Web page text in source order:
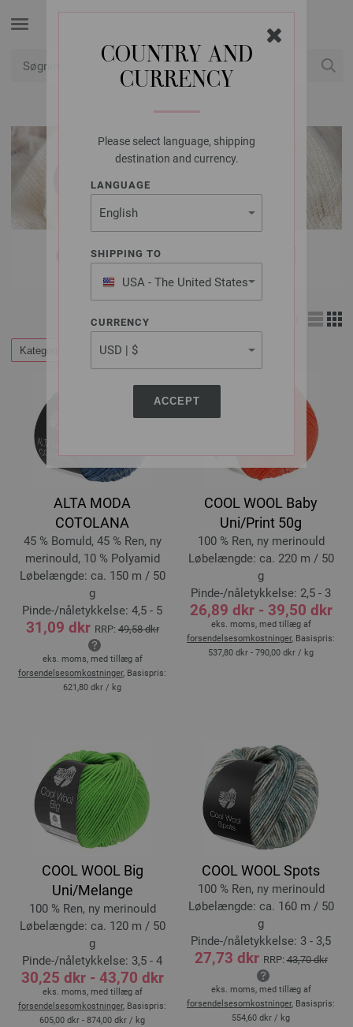
COUNTRY AND
CURRENCY
Please select language, shipping
destination and currency.
LANGUAGE
SHIPPING TO
USA - The United States
of America
CURRENCY
ACCEPT
OUTLET | BABY GARN
Kategorier Filtrer efter
ALTA MODA
COTOLANA
45 % Bomuld, 45 % Ren, ny
merinould, 10 % Polyamid
Løbelængde: ca. 150 m / 50
g
Pinde-/nåletykkelse: 4,5 - 5
31,09 dkr RRP:49,58 dkr
eks. moms, med tillæg af
forsendelsesomkostninger, Basispris:
621,80 dkr / kg
COOL WOOL Baby
Uni/Print 50g
100 % Ren, ny merinould
Løbelængde: ca. 220 m / 50
g
Pinde-/nåletykkelse: 2,5 - 3
26,89 dkr - 39,50 dkr
eks. moms, med tillæg af
forsendelsesomkostninger, Basispris:
537,80 dkr - 790,00 dkr / kg
COOL WOOL Big
Uni/Melange
100 % Ren, ny merinould
Løbelængde: ca. 120 m / 50
g
Pinde-/nåletykkelse: 3,5 - 4
30,25 dkr - 43,70 dkr
eks. moms, med tillæg af
forsendelsesomkostninger, Basispris:
605,00 dkr - 874,00 dkr / kg
COOL WOOL Spots
100 % Ren, ny merinould
Løbelængde: ca. 160 m / 50
g
Pinde-/nåletykkelse: 3 - 3,5
27,73 dkr RRP:43,70 dkr
eks. moms, med tillæg af
forsendelsesomkostninger, Basispris:
554,60 dkr / kg